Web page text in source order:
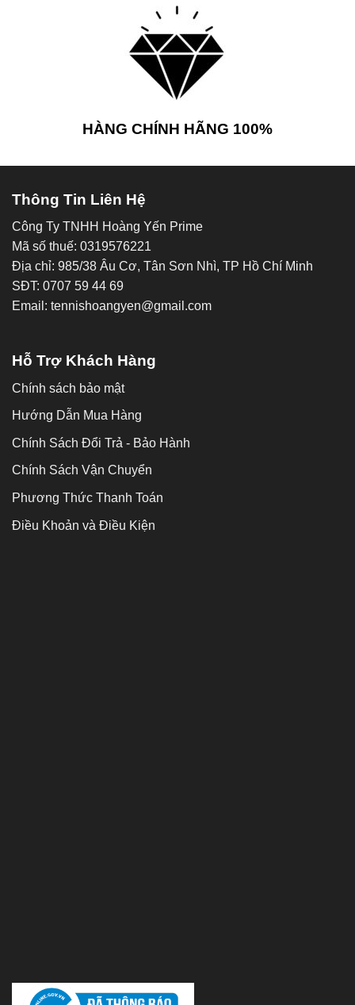
HÀNG CHÍNH HÃNG 100%
Thông Tin Liên Hệ
Công Ty TNHH Hoàng Yến Prime
Mã số thuế: 0319576221
Địa chỉ: 985/38 Âu Cơ, Tân Sơn Nhì, TP Hồ Chí Minh
SĐT: 0707 59 44 69
Email: tennishoangyen@gmail.com
Hỗ Trợ Khách Hàng
Chính sách bảo mật
Hướng Dẫn Mua Hàng
Chính Sách Đổi Trả - Bảo Hành
Chính Sách Vận Chuyển
Phương Thức Thanh Toán
Điều Khoản và Điều Kiện